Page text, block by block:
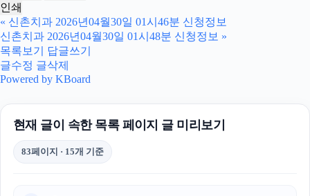
인쇄
« 신촌치과 2026년04월30일 01시46분 신청정보
신촌치과 2026년04월30일 01시48분 신청정보 »
목록보기
답글쓰기
글수정 글삭제
Powered by KBoard
현재 글이 속한 목록 페이지 글 미리보기
83페이지 · 15개 기준